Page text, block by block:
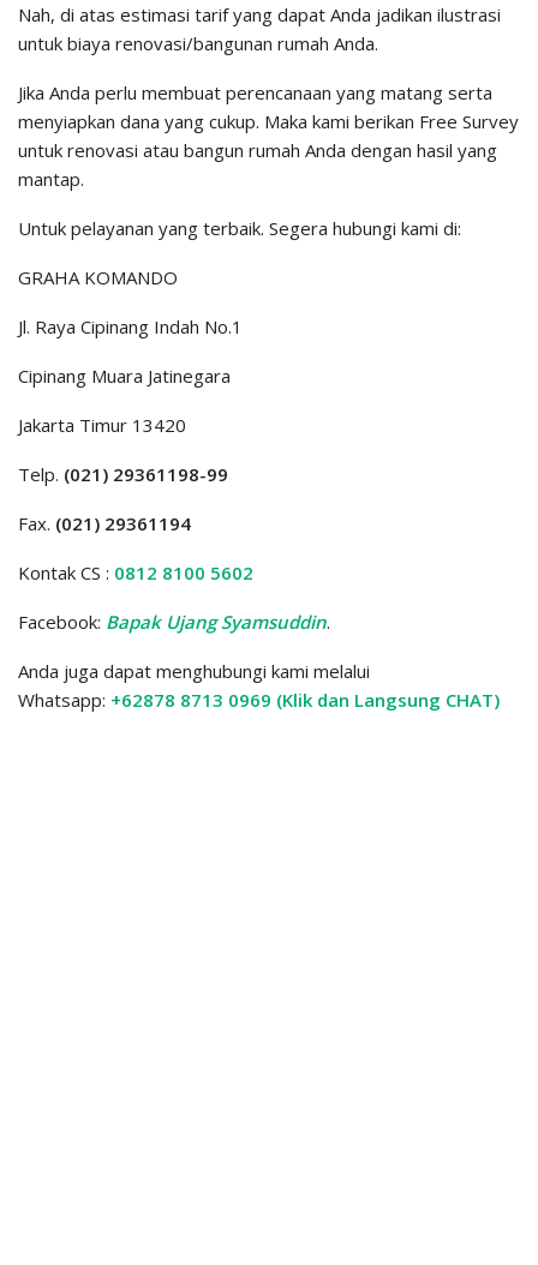
Nah, di atas estimasi tarif yang dapat Anda jadikan ilustrasi
untuk biaya renovasi/bangunan rumah Anda.
Jika Anda perlu membuat perencanaan yang matang serta
menyiapkan dana yang cukup. Maka kami berikan Free Survey
untuk renovasi atau bangun rumah Anda dengan hasil yang
mantap.
Untuk pelayanan yang terbaik. Segera hubungi kami di:
GRAHA KOMANDO
Jl. Raya Cipinang Indah No.1
Cipinang Muara Jatinegara
Jakarta Timur 13420
Telp. (021) 29361198-99
Fax. (021) 29361194
Kontak CS : 0812 8100 5602
Facebook: Bapak Ujang Syamsuddin.
Anda juga dapat menghubungi kami melalui
Whatsapp: +62878 8713 0969 (Klik dan Langsung CHAT)